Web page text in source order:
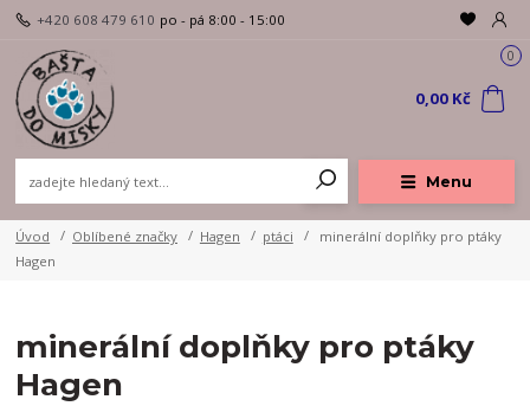
Menu
+420 608 479 610 po - pá 8:00 - 15:00
0
0,00 Kč
Úvod Oblíbené značky Hagen ptáci
minerální doplňky pro ptáky
Hagen
minerální doplňky pro ptáky
Hagen